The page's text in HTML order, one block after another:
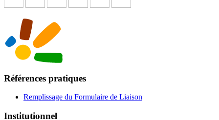
Références pratiques
Remplissage du Formulaire de Liaison
Institutionnel